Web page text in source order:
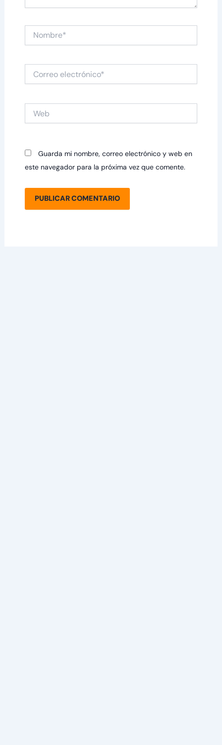
Nombre*
electrónico*
Guarda mi nombre, correo electrónico y web en
este navegador para la próxima vez que comente.